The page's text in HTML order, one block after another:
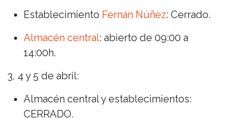
Establecimiento Fernán Núñez: Cerrado.
Almacén central: abierto de 09:00 a
14:00h.
3, 4 y 5 de abril:
Almacén central y establecimientos:
CERRADO.